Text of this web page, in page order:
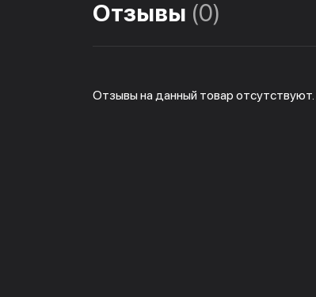
Отзывы (0)
Отзывы на данный товар